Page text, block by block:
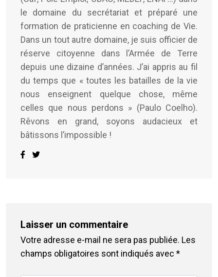
le domaine du secrétariat et préparé une
formation de praticienne en coaching de Vie.
Dans un tout autre domaine, je suis officier de
réserve citoyenne dans l’Armée de Terre
depuis une dizaine d’années. J’ai appris au fil
du temps que « toutes les batailles de la vie
nous enseignent quelque chose, même
celles que nous perdons » (Paulo Coelho).
Rêvons en grand, soyons audacieux et
bâtissons l’impossible !
Laisser un commentaire
Votre adresse e-mail ne sera pas publiée. Les
champs obligatoires sont indiqués avec *